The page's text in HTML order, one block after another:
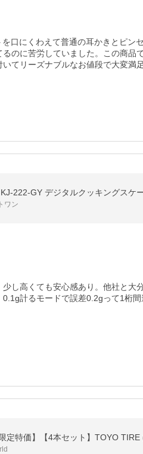
口にくわえて普通の耳かきとピン
のに苦労していました。この商品
てリーズナブルなお値段で大変満
222-GY デジタルクッキングスケ
ワン
し高くても安心感あり。他社と大
計るモードで誤差0.2gって1桁